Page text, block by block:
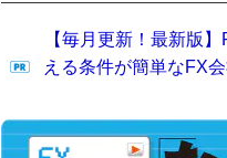
【毎月更新！最新版
える条件が簡単なFX